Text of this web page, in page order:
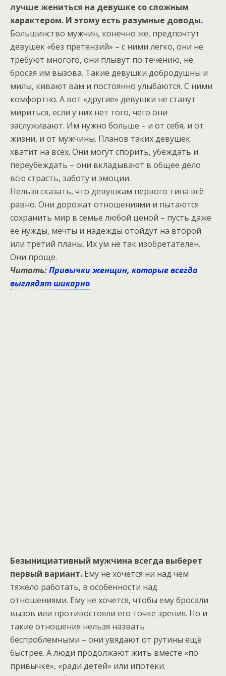
лучше жениться на девушке со сложным
характером. И этому есть разумные доводы.
Большинство мужчин, конечно же, предпочтут
девушек «без претензий» – с ними легко, они не
требуют многого, они плывут по течению, не
бросая им вызова. Такие девушки добродушны и
милы, кивают вам и постоянно улыбаются. С ними
комфортно. А вот «другие» девушки не станут
мириться, если у них нет того, чего они
заслуживают. Им нужно больше – и от себя, и от
жизни, и от мужчины. Планов таких девушек
хватит на всех. Они могут спорить, убеждать и
переубеждать – они вкладывают в общее дело
всю страсть, заботу и эмоции.
Нельзя сказать, что девушкам первого типа всё
равно. Они дорожат отношениями и пытаются
сохранить мир в семье любой ценой – пусть даже
её нужды, мечты и надежды отойдут на второй
или третий планы. Их ум не так изобретателен.
Они проще.
Читать:Привычки женщин, которые всегда
выглядят шикарно
Безынициативный мужчина всегда выберет
первый вариант. Ему не хочется ни над чем
тяжело работать, в особенности над
отношениями. Ему не хочется, чтобы ему бросали
вызов или противостояли его точке зрения. Но и
такие отношения нельзя назвать
беспроблемными – они увядают от рутины ещё
быстрее. А люди продолжают жить вместе «по
привычке», «ради детей» или ипотеки.